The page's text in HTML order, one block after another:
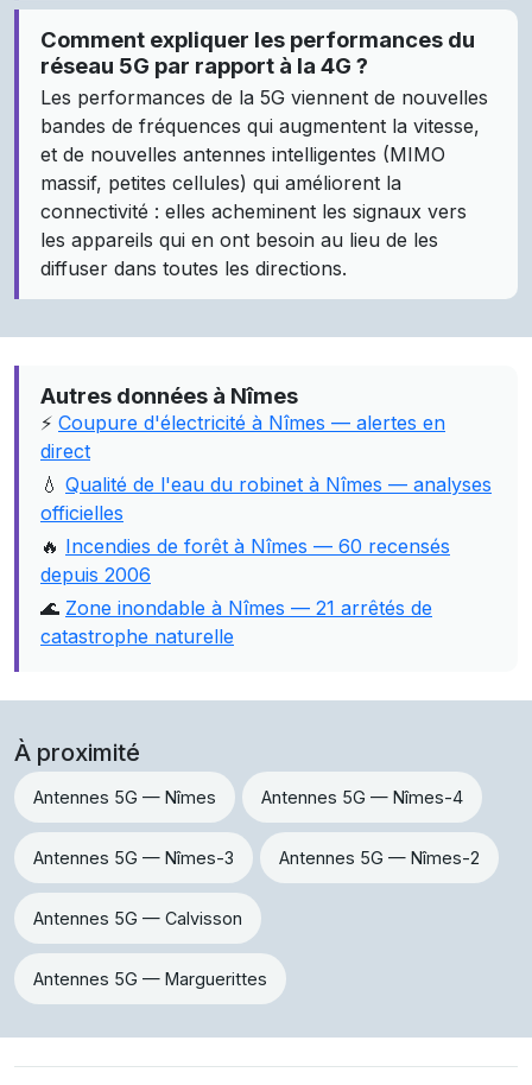
Comment expliquer les performances du
réseau 5G par rapport à la 4G ?
Les performances de la 5G viennent de nouvelles
bandes de fréquences qui augmentent la vitesse,
et de nouvelles antennes intelligentes (MIMO
massif, petites cellules) qui améliorent la
connectivité : elles acheminent les signaux vers
les appareils qui en ont besoin au lieu de les
diffuser dans toutes les directions.
Autres données à Nîmes
⚡ Coupure d'électricité à Nîmes — alertes en
direct
💧 Qualité de l'eau du robinet à Nîmes — analyses
officielles
🔥 Incendies de forêt à Nîmes — 60 recensés
depuis 2006
🌊 Zone inondable à Nîmes — 21 arrêtés de
catastrophe naturelle
À proximité
Antennes 5G — Nîmes Antennes 5G — Nîmes-4
Antennes 5G — Nîmes-3 Antennes 5G — Nîmes-2
Antennes 5G — Calvisson
Antennes 5G — Marguerittes